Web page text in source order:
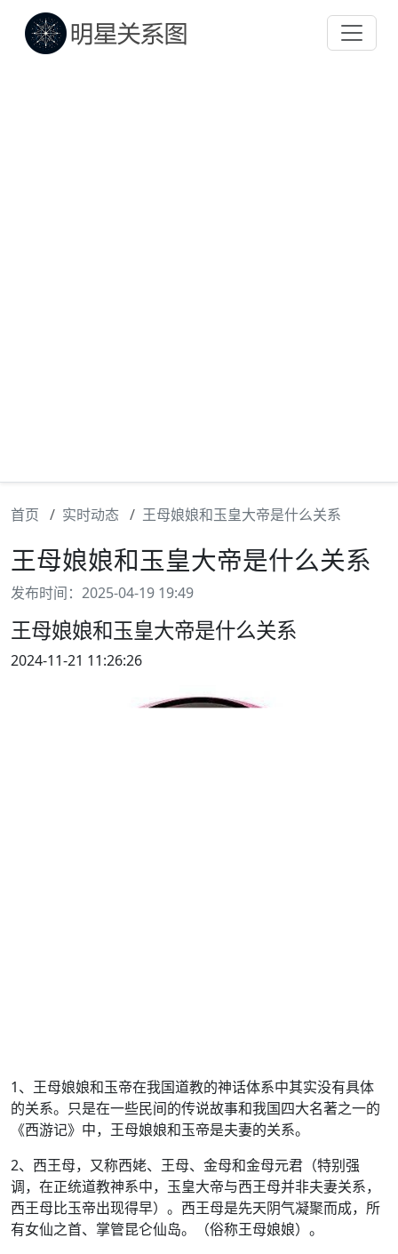
首页 实时动态 王母娘娘和玉皇大帝是什么关系
王母娘娘和玉皇大帝是什么关系
发布时间：2025-04-19 19:49
王母娘娘和玉皇大帝是什么关系
2024-11-21 11:26:26
1、王母娘娘和玉帝在我国道教的神话体系中其实没有具体
的关系。只是在一些民间的传说故事和我国四大名著之一的
《西游记》中，王母娘娘和玉帝是夫妻的关系。
2、西王母，又称西姥、王母、金母和金母元君（特别强
调，在正统道教神系中，玉皇大帝与西王母并非夫妻关系，
西王母比玉帝出现得早）。西王母是先天阴气凝聚而成，所
有女仙之首、掌管昆仑仙岛。（俗称王母娘娘）。